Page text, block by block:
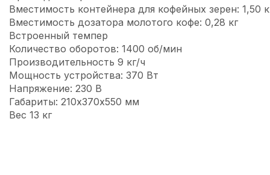
Вместимость контейнера для кофейных зерен: 1,50
Вместимость дозатора молотого кофе: 0,28 кг
Встроенный темпер
Количество оборотов: 1400 об/мин
Производительность 9 кг/ч
Мощность устройства: 370 Вт
Напряжение: 230 В
Габариты: 210х370х550 мм
Вес 13 кг